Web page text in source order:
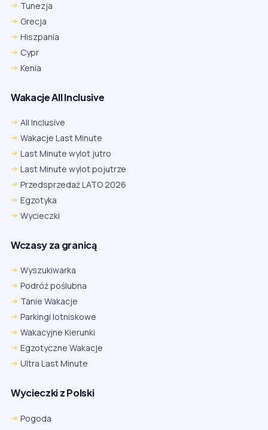
Tunezja
Grecja
Hiszpania
Cypr
Kenia
Wakacje All Inclusive
All Inclusive
Wakacje Last Minute
Last Minute wylot jutro
Last Minute wylot pojutrze
Przedsprzedaż LATO 2026
Egzotyka
Wycieczki
Wczasy za granicą
Wyszukiwarka
Podróż poślubna
Tanie Wakacje
Parkingi lotniskowe
Wakacyjne Kierunki
Egzotyczne Wakacje
Ultra Last Minute
Wycieczki z Polski
Pogoda